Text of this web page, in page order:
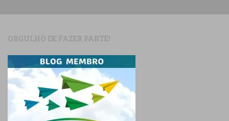
ORGULHO DE FAZER PARTE!